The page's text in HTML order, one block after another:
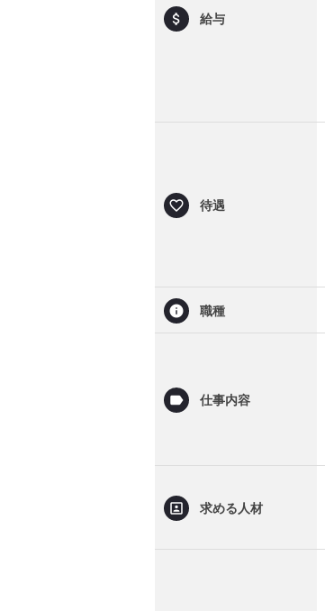
給与
待遇
職種
仕事内容
求める人材